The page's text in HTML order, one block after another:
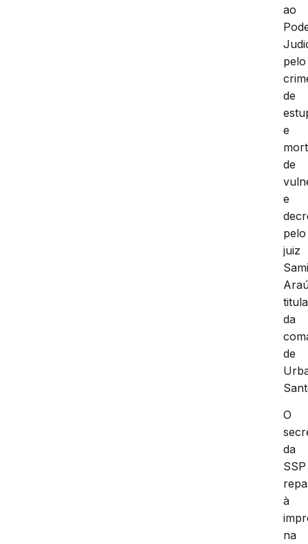
ao
pelo
de
e
de
e
pelo
juiz
da
de
O
da
SSP
à
na